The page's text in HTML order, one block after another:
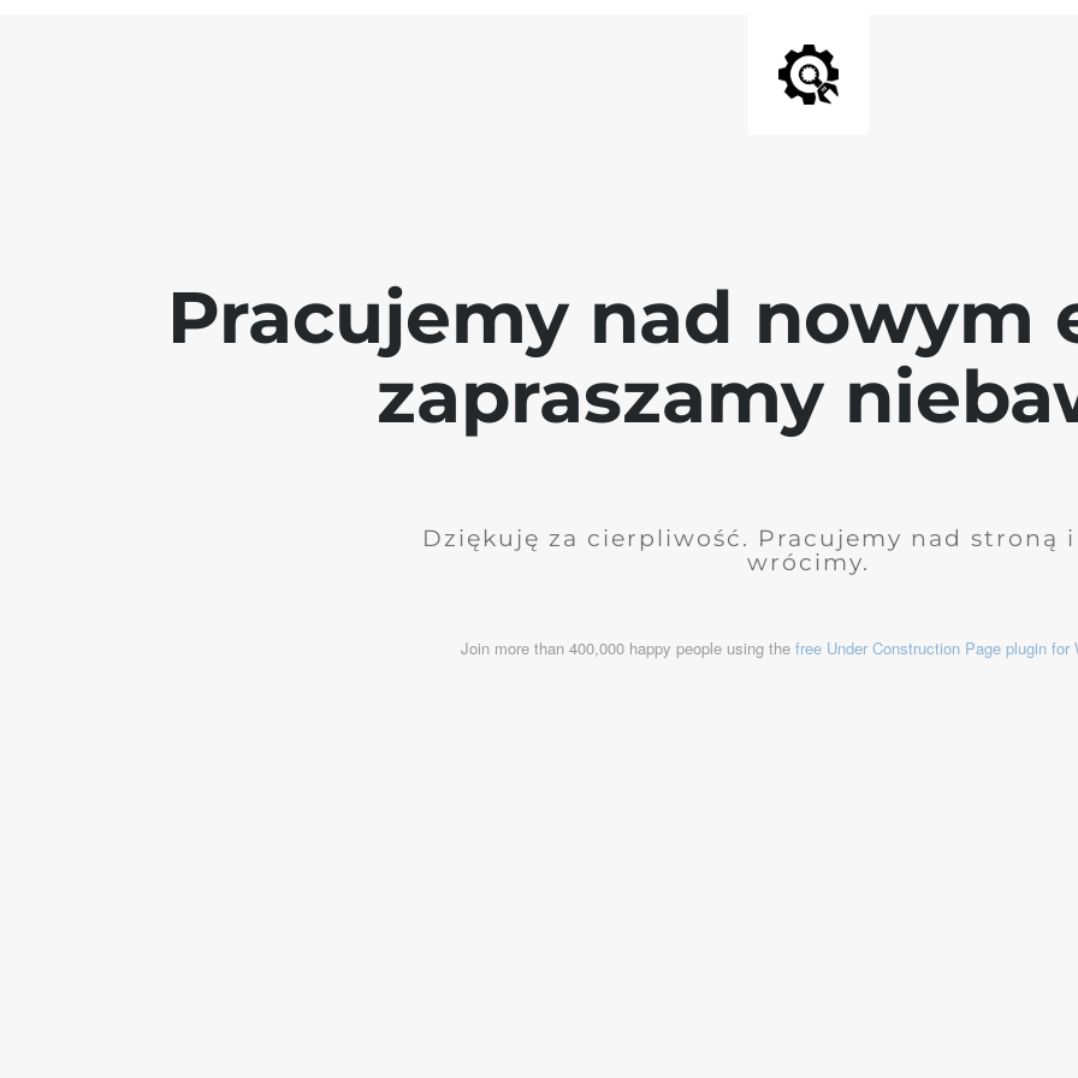
Pracujemy nad nowym
zapraszamy
Dziękuję za cierpliwość. Pracujemy nad stroną
wrócimy.
Join more than 400,000 happy people using the free Under Construction Page plugin for